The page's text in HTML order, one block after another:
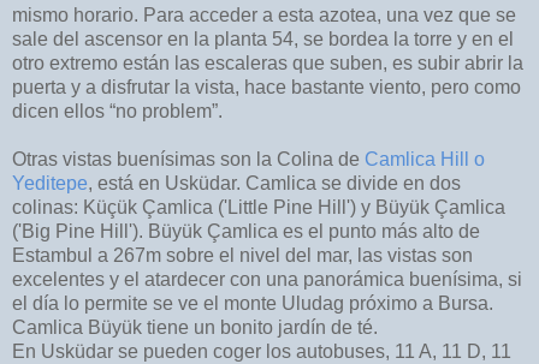
mismo horario. Para acceder a esta azotea, una vez que se
sale del ascensor en la planta 54, se bordea la torre y en el
otro extremo están las escaleras que suben, es subir abrir la
puerta y a disfrutar la vista, hace bastante viento, pero como
dicen ellos “no problem”.
Otras vistas buenísimas son la Colina de Camlica Hill o
Yeditepe, está en Usküdar. Camlica se divide en dos
colinas: Küçük Çamlica ('Little Pine Hill') y Büyük Çamlica
('Big Pine Hill'). Büyük Çamlica es el punto más alto de
Estambul a 267m sobre el nivel del mar, las vistas son
excelentes y el atardecer con una panorámica buenísima, si
el día lo permite se ve el monte Uludag próximo a Bursa.
Camlica Büyük tiene un bonito jardín de té.
En Usküdar se pueden coger los autobuses, 11 A, 11 D, 11